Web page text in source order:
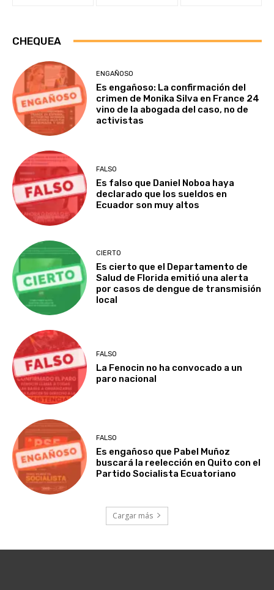
CHEQUEA
ENGAÑOSO
Es engañoso: La confirmación del
crimen de Monika Silva en France 24
vino de la abogada del caso, no de
activistas
FALSO
Es falso que Daniel Noboa haya
declarado que los sueldos en
Ecuador son muy altos
CIERTO
Es cierto que el Departamento de
Salud de Florida emitió una alerta
por casos de dengue de transmisión
local
FALSO
La Fenocin no ha convocado a un
paro nacional
FALSO
Es engañoso que Pabel Muñoz
buscará la reelección en Quito con el
Partido Socialista Ecuatoriano
Cargar más